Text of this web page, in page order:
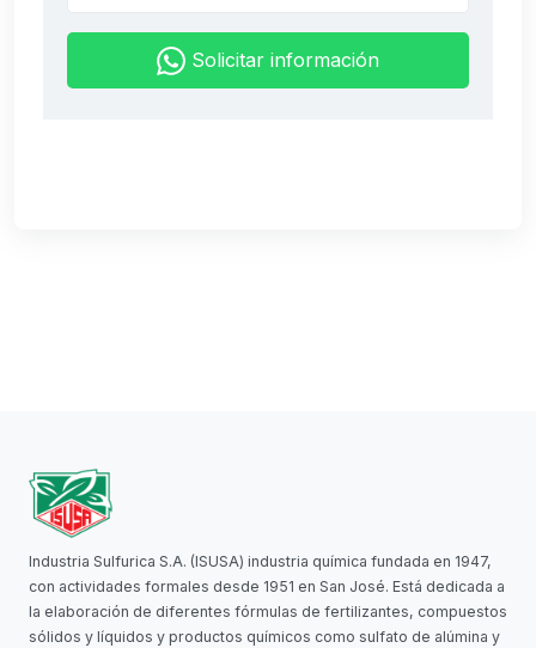
Solicitar información
Industria Sulfurica S.A. (ISUSA) industria química fundada en 1947,
con actividades formales desde 1951 en San José. Está dedicada a
la elaboración de diferentes fórmulas de fertilizantes, compuestos
sólidos y líquidos y productos químicos como sulfato de alúmina y